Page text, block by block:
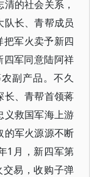
的社会关系，
队长、青帮成员
军火卖予新四
四军同意陆阿祥
副产品。不久
长、青帮首领蒋
义救国军海上游
的军火源源不断
1月，新四军第
易，收购子弹